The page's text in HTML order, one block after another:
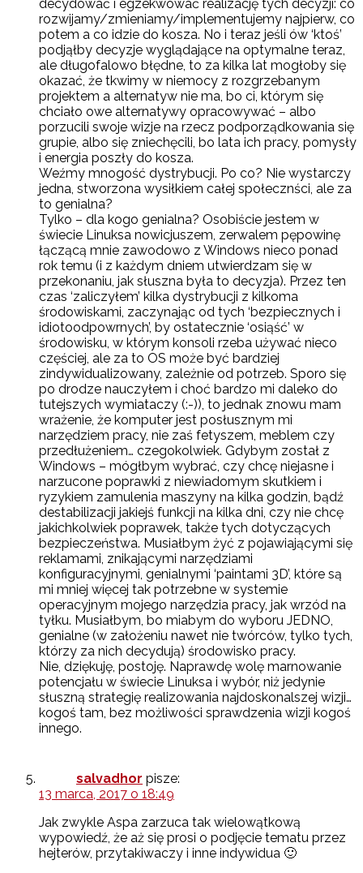
decydować i egzekwować realizację tych decyzji: co
rozwijamy/zmieniamy/implementujemy najpierw, co
potem a co idzie do kosza. No i teraz jeśli ów ‘ktoś’
podjąłby decyzje wyglądające na optymalne teraz,
ale długofalowo błędne, to za kilka lat mogłoby się
okazać, że tkwimy w niemocy z rozgrzebanym
projektem a alternatyw nie ma, bo ci, którym się
chciało owe alternatywy opracowywać – albo
porzucili swoje wizje na rzecz podporządkowania się
grupie, albo się zniechęcili, bo lata ich pracy, pomysły
i energia poszły do kosza.
Weźmy mnogość dystrybucji. Po co? Nie wystarczy
jedna, stworzona wysiłkiem całej społecznści, ale za
to genialna?
Tylko – dla kogo genialna? Osobiście jestem w
świecie Linuksa nowicjuszem, zerwalem pępowinę
łączącą mnie zawodowo z Windows nieco ponad
rok temu (i z każdym dniem utwierdzam się w
przekonaniu, jak słuszna była to decyzja). Przez ten
czas ‘zaliczyłem’ kilka dystrybucji z kilkoma
środowiskami, zaczynając od tych ‘bezpiecznych i
idiotoodpowrnych’, by ostatecznie ‘osiąść’ w
środowisku, w którym konsoli rzeba używać nieco
częściej, ale za to OS może być bardziej
zindywidualizowany, zależnie od potrzeb. Sporo się
po drodze nauczyłem i choć bardzo mi daleko do
tutejszych wymiataczy (:-)), to jednak znowu mam
wrażenie, że komputer jest posłusznym mi
narzędziem pracy, nie zaś fetyszem, meblem czy
przedłużeniem… czegokolwiek. Gdybym został z
Windows – mógłbym wybrać, czy chcę niejasne i
narzucone poprawki z niewiadomym skutkiem i
ryzykiem zamulenia maszyny na kilka godzin, bądź
destabilizacji jakiejś funkcji na kilka dni, czy nie chcę
jakichkolwiek poprawek, także tych dotyczących
bezpieczeństwa. Musiałbym żyć z pojawiającymi się
reklamami, znikającymi narzędziami
konfiguracyjnymi, genialnymi ‘paintami 3D’, które są
mi mniej więcej tak potrzebne w systemie
operacyjnym mojego narzędzia pracy, jak wrzód na
tyłku. Musiałbym, bo miabym do wyboru JEDNO,
genialne (w założeniu nawet nie twórców, tylko tych,
którzy za nich decydują) środowisko pracy.
Nie, dziękuję, postoję. Naprawdę wolę marnowanie
potencjału w świecie Linuksa i wybór, niż jedynie
słuszną strategię realizowania najdoskonalszej wizji…
kogoś tam, bez możliwości sprawdzenia wizji kogoś
innego.
salvadhor pisze:
13 marca, 2017 o 18:49
Jak zwykle Aspa zarzuca tak wielowątkową
wypowiedź, że aż się prosi o podjęcie tematu przez
hejterów, przytakiwaczy i inne indywidua 🙂